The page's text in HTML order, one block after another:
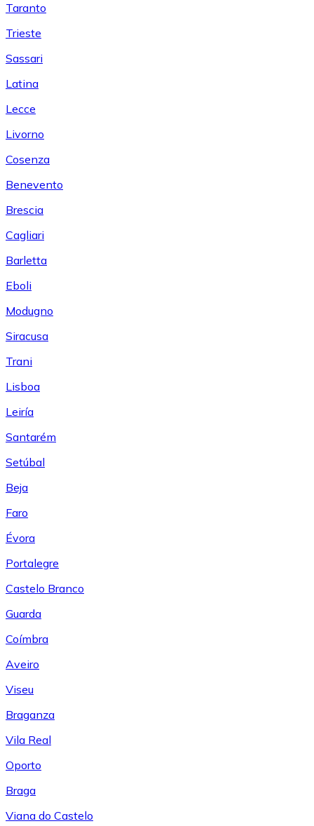
Taranto
Trieste
Sassari
Latina
Lecce
Livorno
Cosenza
Benevento
Brescia
Cagliari
Barletta
Eboli
Modugno
Siracusa
Trani
Lisboa
Leiría
Santarém
Setúbal
Beja
Faro
Évora
Portalegre
Castelo Branco
Guarda
Coímbra
Aveiro
Viseu
Braganza
Vila Real
Oporto
Braga
Viana do Castelo